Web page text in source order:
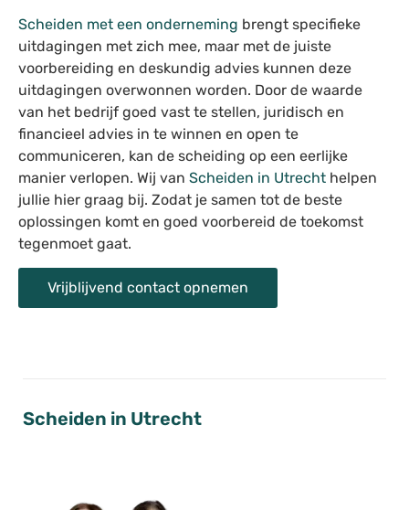
Scheiden met een onderneming brengt specifieke
uitdagingen met zich mee, maar met de juiste
voorbereiding en deskundig advies kunnen deze
uitdagingen overwonnen worden. Door de waarde
van het bedrijf goed vast te stellen, juridisch en
financieel advies in te winnen en open te
communiceren, kan de scheiding op een eerlijke
manier verlopen. Wij van Scheiden in Utrecht helpen
jullie hier graag bij. Zodat je samen tot de beste
oplossingen komt en goed voorbereid de toekomst
tegenmoet gaat.
Vrijblijvend contact opnemen
Scheiden in Utrecht